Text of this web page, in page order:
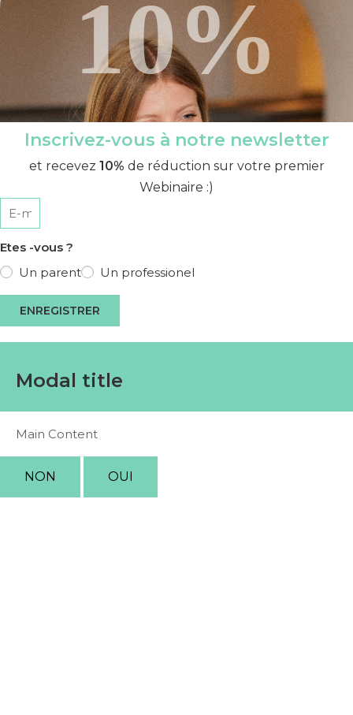
10%
Inscrivez-vous à notre newsletter
et recevez 10% de réduction sur votre premier
Webinaire :)
Etes -vous ?
Un parent
Un professionel
ENREGISTRER
Modal title
Main Content
NON OUI